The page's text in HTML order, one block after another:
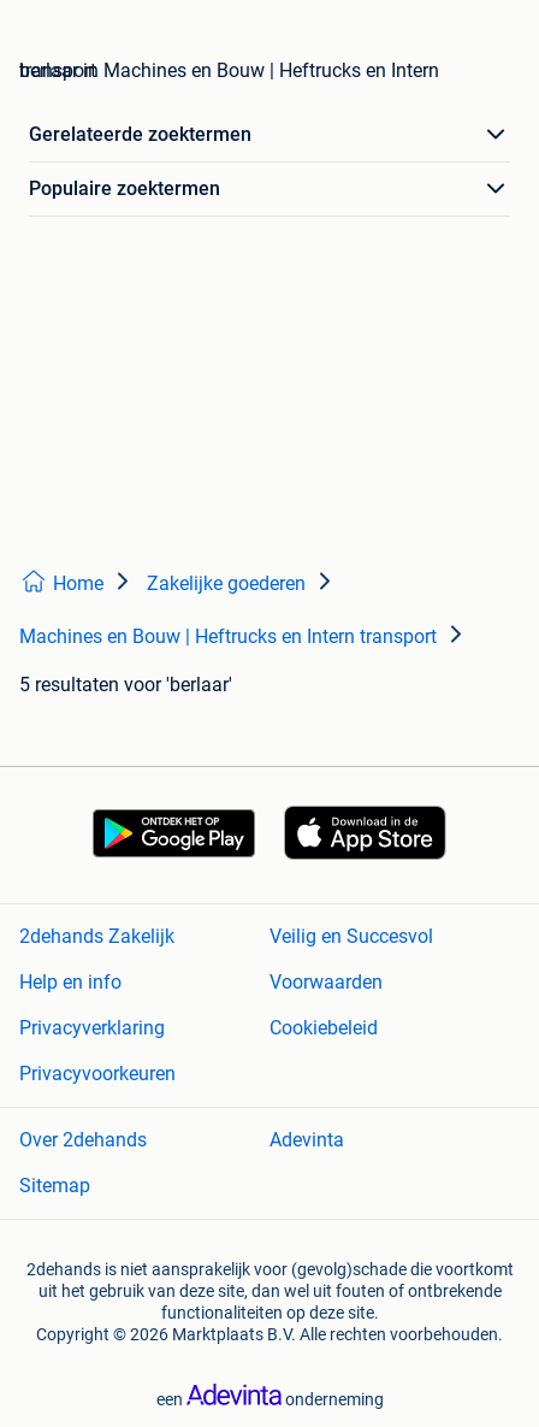
berlaar in Machines en Bouw | Heftrucks en Intern transport
Gerelateerde zoektermen
Populaire zoektermen
Home Zakelijke goederen
Machines en Bouw | Heftrucks en Intern transport
5 resultaten voor 'berlaar'
2dehands Zakelijk
Veilig en Succesvol
Help en info
Voorwaarden
Privacyverklaring
Cookiebeleid
Privacyvoorkeuren
Over 2dehands
Adevinta
Sitemap
2dehands is niet aansprakelijk voor (gevolg)schade die voortkomt
uit het gebruik van deze site, dan wel uit fouten of ontbrekende
functionaliteiten op deze site.
Copyright © 2026 Marktplaats B.V. Alle rechten voorbehouden.
een onderneming